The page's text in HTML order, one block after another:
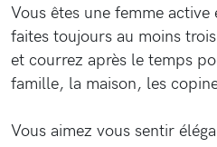
Vous êtes une femme
faites toujours au moins
et courrez après le temps
famille, la maison, les
Vous aimez vous sentir